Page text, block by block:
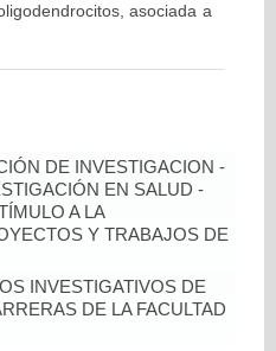
asociada a
DE INVESTIGACION -
EN SALUD -
A LA
Y TRABAJOS DE
INVESTIGATIVOS DE
DE LA FACULTAD